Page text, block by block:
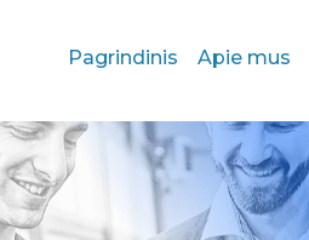
Pagrindinis Apie mus